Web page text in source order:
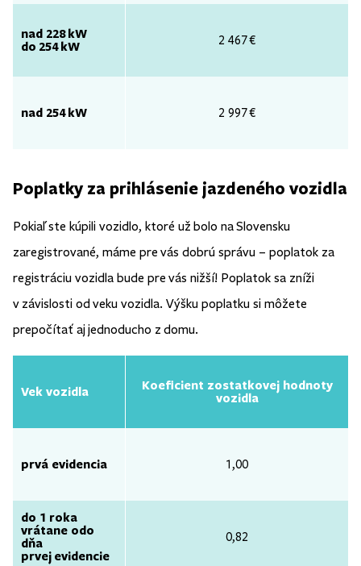
nad 228 kW
do 254 kW
nad 254 kW
2 467 €
2 997 €
Poplatky za prihlásenie jazdeného vozidla
Pokiaľ ste kúpili vozidlo, ktoré už bolo na Slovensku
zaregistrované, máme pre vás dobrú správu – poplatok za
registráciu vozidla bude pre vás nižší! Poplatok sa zníži
v závislosti od veku vozidla. Výšku poplatku si môžete
prepočítať aj jednoducho z domu.
Vek vozidla
prvá evidencia
do 1 roka
vrátane odo
dňa
prvej evidencie
Koeficient zostatkovej hodnoty
vozidla
1,00
0,82